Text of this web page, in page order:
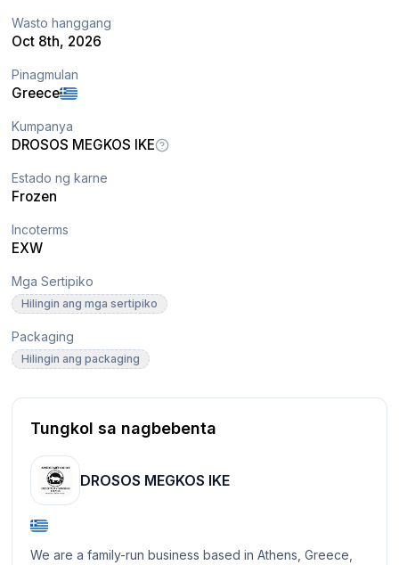
Wasto hanggang
Oct 8th, 2026
Pinagmulan
Greece
Kumpanya
DROSOS MEGKOS IKE
Estado ng karne
Frozen
Incoterms
EXW
Mga Sertipiko
Hilingin ang mga sertipiko
Packaging
Hilingin ang packaging
Tungkol sa nagbebenta
DROSOS MEGKOS IKE
We are a family-run business based in Athens, Greece,